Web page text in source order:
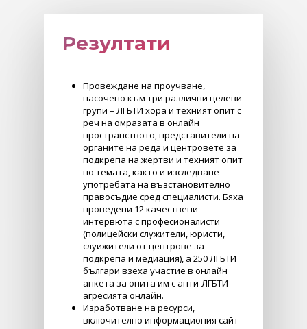
Резултати
Провеждане на проучване,
насочено към три различни целеви
групи – ЛГБТИ хора и техният опит с
реч на омразата в онлайн
пространството, представители на
органите на реда и центровете за
подкрепа на жертви и техният опит
по темата, както и изследване
употребата на възстановително
правосъдие сред специалисти. Бяха
проведени 12 качествени
интервюта с професионалисти
(полицейски служители, юристи,
слуижители от центрове за
подкрепа и медиация), а 250 ЛГБТИ
българи взеха участие в онлайн
анкета за опита им с анти-ЛГБТИ
агресията онлайн.
Изработване на ресурси,
включително информациония сайт